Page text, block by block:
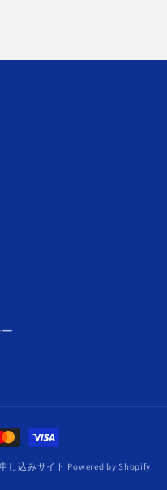
し込みサイト Powered by Shopify